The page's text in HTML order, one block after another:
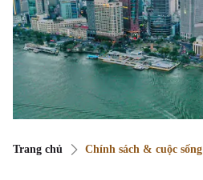
Trang chủ Chính sách & cuộc sống